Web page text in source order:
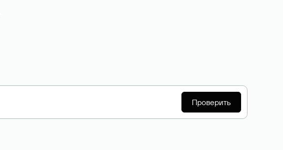
Проверить